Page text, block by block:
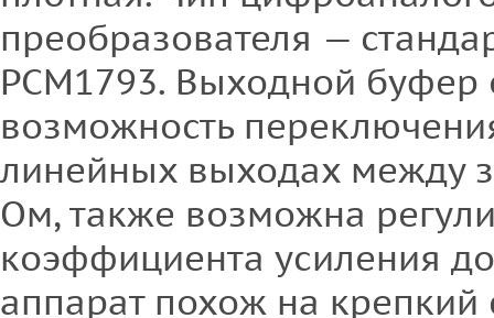
преобразователя —
РСМ1793. Выходной буфер
возможность
линейных выходах между
Ом, также возможна
коэффициента усиления
аппарат похож на крепкий